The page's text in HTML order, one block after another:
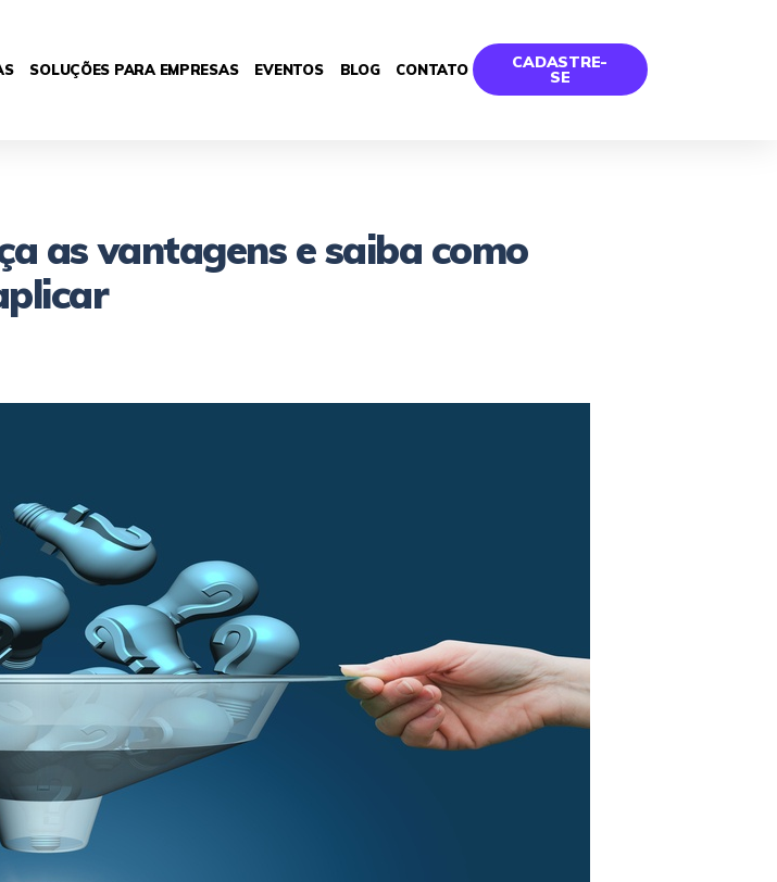
SOLUÇÕES PARA EMPRESAS EVENTOS BLOG CONTATO CADASTRE-
SE
as vantagens e saiba como